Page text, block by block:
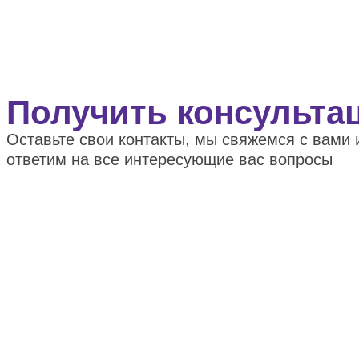
Получить
Оставьте свои контакты, мы свяжемся с вами
ответим на все интересующие вас вопросы